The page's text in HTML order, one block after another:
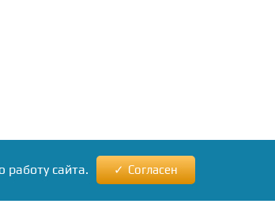
сайта. Согласен